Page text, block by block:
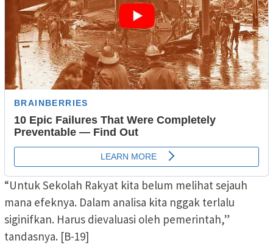
“Untuk Sekolah Rakyat kita belum melihat sejauh
mana efeknya. Dalam analisa kita nggak terlalu
siginifkan. Harus dievaluasi oleh pemerintah,”
tandasnya. [B-19]